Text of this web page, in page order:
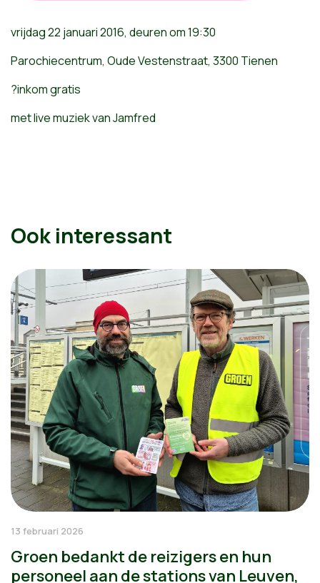
vrijdag 22 januari 2016, deuren om 19:30
Parochiecentrum, Oude Vestenstraat, 3300 Tienen
?inkom gratis
met live muziek van Jamfred
Ook interessant
13 februari 2026
Groen bedankt de reizigers en hun
personeel aan de stations van Leuven,